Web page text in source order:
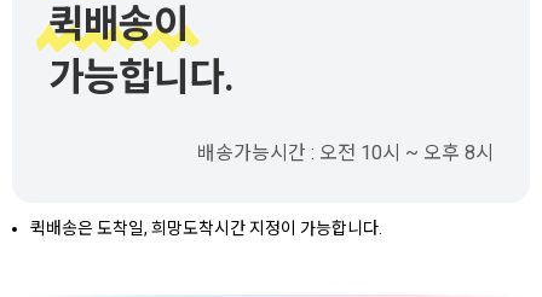
퀵배송이
가능합니다.
배송가능시간 : 오전 10시 ~ 오후 8시
퀵배송은 도착일, 희망도착시간 지정이 가능합니다.